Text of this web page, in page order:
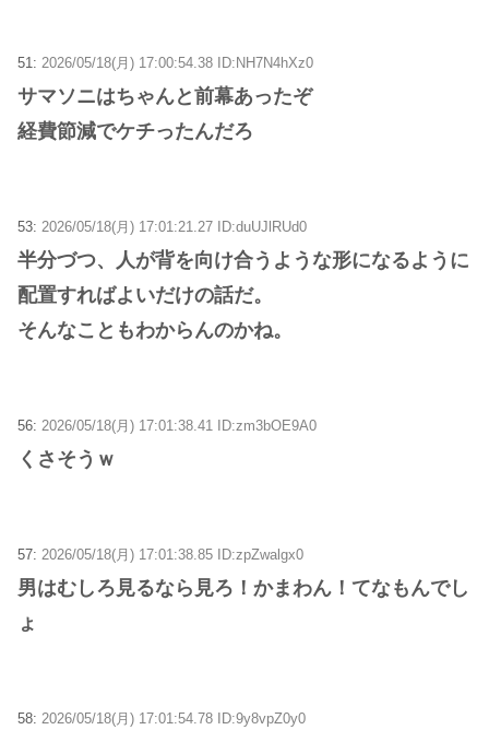
51: 2026/05/18(月) 17:00:54.38 ID:NH7N4hXz0
サマソニはちゃんと前幕あったぞ
経費節減でケチったんだろ
53: 2026/05/18(月) 17:01:21.27 ID:duUJlRUd0
半分づつ、人が背を向け合うような形になるように
配置すればよいだけの話だ。
そんなこともわからんのかね。
56: 2026/05/18(月) 17:01:38.41 ID:zm3bOE9A0
くさそうｗ
57: 2026/05/18(月) 17:01:38.85 ID:zpZwalgx0
男はむしろ見るなら見ろ！かまわん！てなもんでし
ょ
58: 2026/05/18(月) 17:01:54.78 ID:9y8vpZ0y0